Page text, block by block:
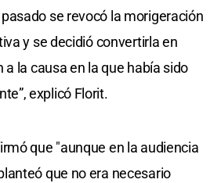
se revocó la morigeración
y se decidió convertirla en
a la causa en la que había sido
explicó Florit.
que "aunque en la audiencia
que no era necesario